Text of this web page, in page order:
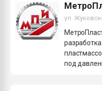
ул.
под